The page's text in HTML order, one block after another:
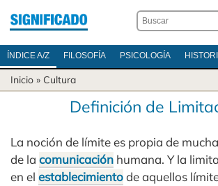
ÍNDICE A/Z FILOSOFÍA PSICOLOGÍA
Inicio » Cultura
Definición de
La noción de límite es propia de
de la comunicación humana. Y la
en el establecimientode aquellos